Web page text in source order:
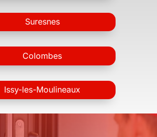
Suresnes
Colombes
Issy-les-Moulineaux